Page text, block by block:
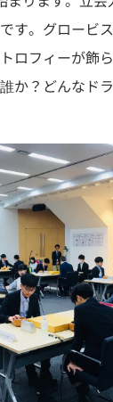
す。グロービ
ロフィーが飾
か？どんなド